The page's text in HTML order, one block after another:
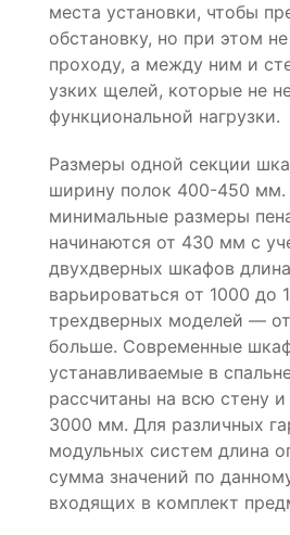
места установки, чтобы
обстановку, но при этом
проходу, а между ним и
узких щелей, которые не
функциональной нагрузки.
Размеры одной секции
ширину полок 400-450 мм.
минимальные размеры
начинаются от 430 мм с
двухдверных шкафов
варьироваться от 1000 до
трехдверных моделей —
больше. Современные
устанавливаемые в
рассчитаны на всю стену
3000 мм. Для различных
модульных систем длина
сумма значений по
входящих в комплект